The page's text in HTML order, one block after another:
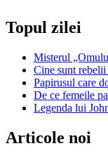
nu-
trebuie
Topul zilei
Misterul
Cine sunt
Papirusul care
De ce femeile
Legenda lui
Articole noi